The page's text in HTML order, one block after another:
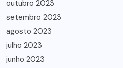
outubro 2023
setembro 2023
agosto 2023
julho 2023
junho 2023